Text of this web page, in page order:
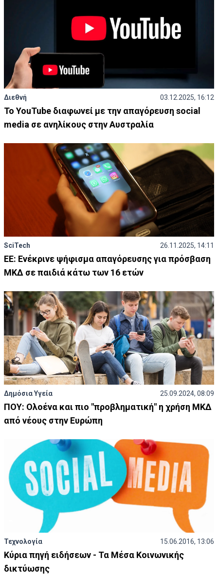
Διεθνή 03.12.2025, 16:12
Το YouTube διαφωνεί με την απαγόρευση social
media σε ανηλίκους στην Αυστραλία
SciTech 26.11.2025, 14:11
ΕΕ: Ενέκρινε ψήφισμα απαγόρευσης για πρόσβαση
ΜΚΔ σε παιδιά κάτω των 16 ετών
Δημόσια Υγεία 25.09.2024, 08:09
ΠΟΥ: Ολοένα και πιο "προβληματική" η χρήση ΜΚΔ
από νέους στην Ευρώπη
Τεχνολογία 15.06.2016, 13:06
Κύρια πηγή ειδήσεων - Τα Μέσα Κοινωνικής
δικτύωσης